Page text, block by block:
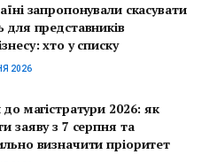
запропонували скасувати
для представників
хто у списку
2026
до магістратури 2026: як
заяву з 7 серпня та
визначити пріоритет